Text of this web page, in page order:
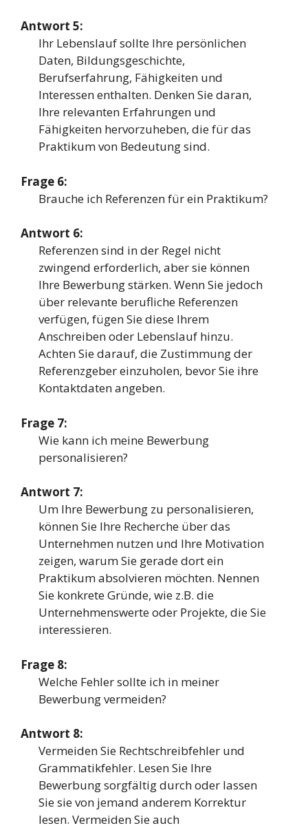
Antwort 5:
Ihr Lebenslauf sollte Ihre persönlichen
Daten, Bildungsgeschichte,
Berufserfahrung, Fähigkeiten und
Interessen enthalten. Denken Sie daran,
Ihre relevanten Erfahrungen und
Fähigkeiten hervorzuheben, die für das
Praktikum von Bedeutung sind.
Frage 6:
Brauche ich Referenzen für ein Praktikum?
Antwort 6:
Referenzen sind in der Regel nicht
zwingend erforderlich, aber sie können
Ihre Bewerbung stärken. Wenn Sie jedoch
über relevante berufliche Referenzen
verfügen, fügen Sie diese Ihrem
Anschreiben oder Lebenslauf hinzu.
Achten Sie darauf, die Zustimmung der
Referenzgeber einzuholen, bevor Sie ihre
Kontaktdaten angeben.
Frage 7:
Wie kann ich meine Bewerbung
personalisieren?
Antwort 7:
Um Ihre Bewerbung zu personalisieren,
können Sie Ihre Recherche über das
Unternehmen nutzen und Ihre Motivation
zeigen, warum Sie gerade dort ein
Praktikum absolvieren möchten. Nennen
Sie konkrete Gründe, wie z.B. die
Unternehmenswerte oder Projekte, die Sie
interessieren.
Frage 8:
Welche Fehler sollte ich in meiner
Bewerbung vermeiden?
Antwort 8:
Vermeiden Sie Rechtschreibfehler und
Grammatikfehler. Lesen Sie Ihre
Bewerbung sorgfältig durch oder lassen
Sie sie von jemand anderem Korrektur
lesen. Vermeiden Sie auch